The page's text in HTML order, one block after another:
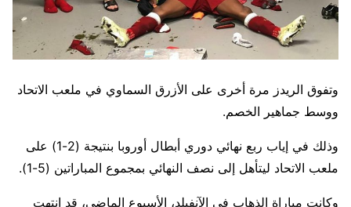
وتفوق الريدز مرة أخرى على الأزرق السماوي في ملعب الاتحاد
ووسط جماهير الخصم.
وذلك في إياب ربع نهائي دوري أبطال أوروبا بنتيجة (2-1) على
ملعب الاتحاد ليتأهل إلى نصف النهائي بمجموع المباراتين (5-1).
وكانت مباراة الذهاب في الآنفيلد، الأسبوع الماضي، قد انتهت